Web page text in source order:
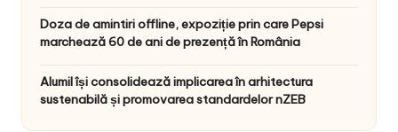
Doza de amintiri offline, expoziție prin care Pepsi
marchează 60 de ani de prezență în România
Alumil își consolidează implicarea în arhitectura
sustenabilă și promovarea standardelor nZEB